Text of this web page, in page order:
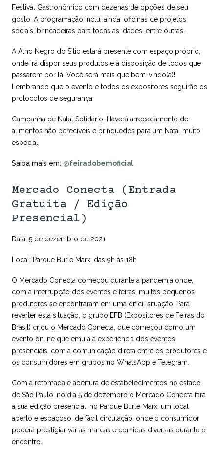
Festival Gastronômico com dezenas de opções de seu
gosto. A programação inclui ainda, oficinas de projetos
sociais, brincadeiras para todas as idades, entre outras.
A Alho Negro do Sìtio estará presente com espaço próprio,
onde irá dispor seus produtos e à disposição de todos que
passarem por lá. Você será mais que bem-vindo(a)!
Lembrando que o evento e todos os expositores seguirão os
protocolos de segurança.
Campanha de Natal Solidário: Haverá arrecadamento de
alimentos não perecíveis e brinquedos para um Natal muito
especial!
Saiba mais em: @feiradobemoficial
Mercado Conecta (Entrada
Gratuita / Edição
Presencial)
Data: 5 de dezembro de 2021
Local: Parque Burle Marx, das 9h às 18h
O Mercado Conecta começou durante a pandemia onde,
com a interrupção dos eventos e feiras, muitos pequenos
produtores se encontraram em uma difícil situação. Para
reverter esta situação, o grupo EFB (Expositores de Feiras do
Brasil) criou o Mercado Conecta, que começou como um
evento online que emula a experiência dos eventos
presenciais, com a comunicação direta entre os produtores e
os consumidores em grupos no WhatsApp e Telegram.
Com a retomada e abertura de estabelecimentos no estado
de São Paulo, no dia 5 de dezembro o Mercado Conecta fará
a sua edição presencial, no Parque Burle Marx, um local
aberto e espaçoso, de fácil circulação, onde o consumidor
poderá prestigiar várias marcas e comidas diversas durante o
encontro.